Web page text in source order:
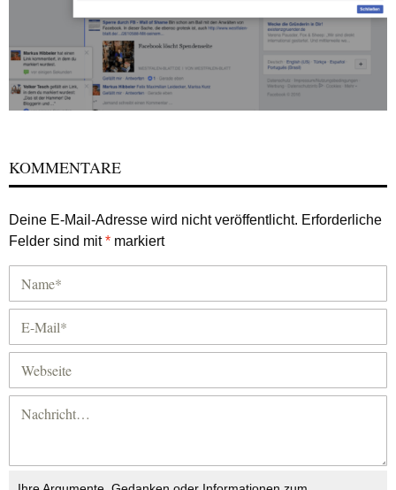
KOMMENTARE
Deine E-Mail-Adresse wird nicht veröffentlicht. Erforderliche
Felder sind mit* markiert